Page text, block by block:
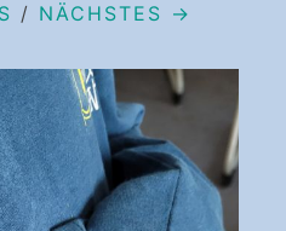
/ NÄCHSTES →